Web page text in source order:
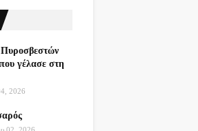
γέλασε στη
2026